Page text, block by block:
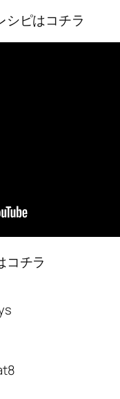
ピはコチラ
チラ